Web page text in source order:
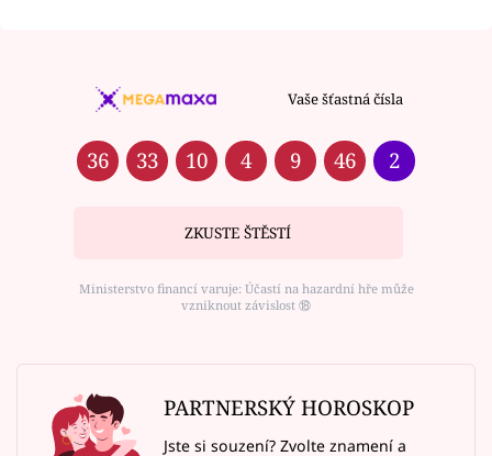
Vaše šťastná čísla
36 33 10 4 9 46 2
ZKUSTE ŠTĚSTÍ
Ministerstvo financí varuje: Účastí na hazardní hře může
vzniknout závislost ⑱
PARTNERSKÝ HOROSKOP
Jste si souzení? Zvolte znamení a